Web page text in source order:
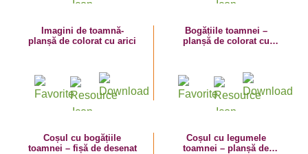
Imagini de toamnă-
planșă de colorat cu arici
Bogățiile toamnei –
planșă de colorat cu
Coșul cu bogățiile
toamnei – fișă de desenat
Coșul cu legumele
toamnei – planșă de